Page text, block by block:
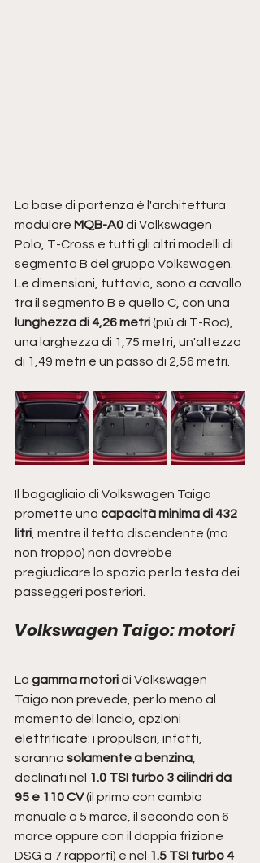
La base di partenza è l'architettura
modulare MQB-A0 di Volkswagen
Polo, T-Cross e tutti gli altri modelli di
segmento B del gruppo Volkswagen.
Le dimensioni, tuttavia, sono a cavallo
tra il segmento B e quello C, con una
lunghezza di 4,26 metri (più di T-Roc),
una larghezza di 1,75 metri, un'altezza
di 1,49 metri e un passo di 2,56 metri.
Il bagagliaio di Volkswagen Taigo
promette una capacità minima di 432
litri , mentre il tetto discendente (ma
non troppo) non dovrebbe
pregiudicare lo spazio per la testa dei
passeggeri posteriori.
Volkswagen Taigo: motori
La gamma motori di Volkswagen
Taigo non prevede, per lo meno al
momento del lancio, opzioni
elettrificate: i propulsori, infatti,
saranno solamente a benzina
declinati nel 1.0 TSI turbo 3 cilindri da
95 e 110 CV (il primo con cambio
manuale a 5 marce, il secondo con 6
marce oppure con il doppia frizione
DSG a 7 rapporti) e nel 1.5 TSI turbo 4